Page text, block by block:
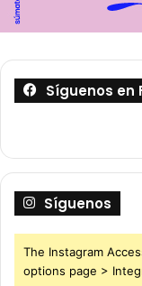
Síguenos en
Síguenos
The Instagram
options page >